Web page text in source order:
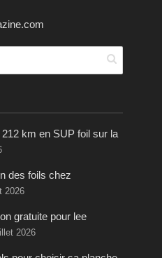
km en SUP foil sur la
des foils chez
2026
gratuite pour lee
2026